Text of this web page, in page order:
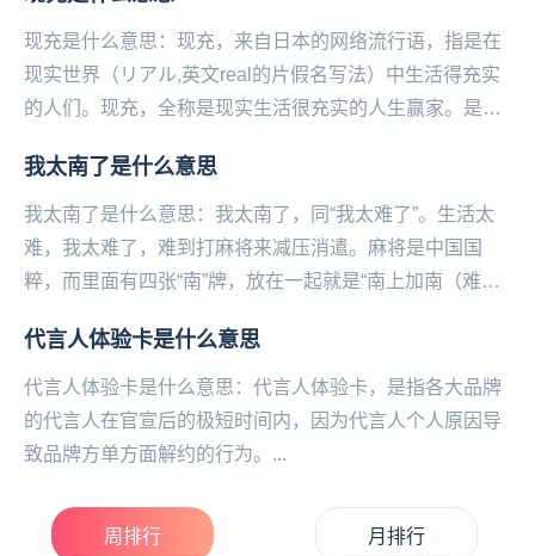
现充是什么意思：现充，来自日本的网络流行语，指是在
现实世界（リアル,英文real的片假名写法）中生活得充实
的人们。现充，全称是现实生活很充实的人生赢家。是许
我太南了是什么意思
我太南了是什么意思：我太南了，同“我太难了”。生活太
难，我太‌‌‌‌‌‌‌‌‌‌‌‌难了，难到打麻将来减压消遣。麻将是中国国
粹，而里面有四张“南”牌，放在一起就是“南上加南（难上
代言人体验卡是什么意思
代言人体验卡是什么意思：代言人体验卡，是指各大品牌
的代言人在官宣后的极短时间内，因为代言人个人原因导
致品牌方单方面解约的行为。...
周排行 月排行